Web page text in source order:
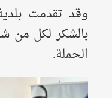
بالشكر لكل من
الحملة.